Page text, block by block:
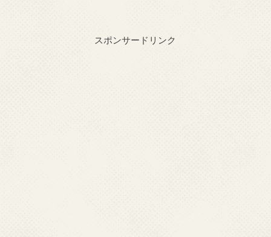
スポンサードリンク